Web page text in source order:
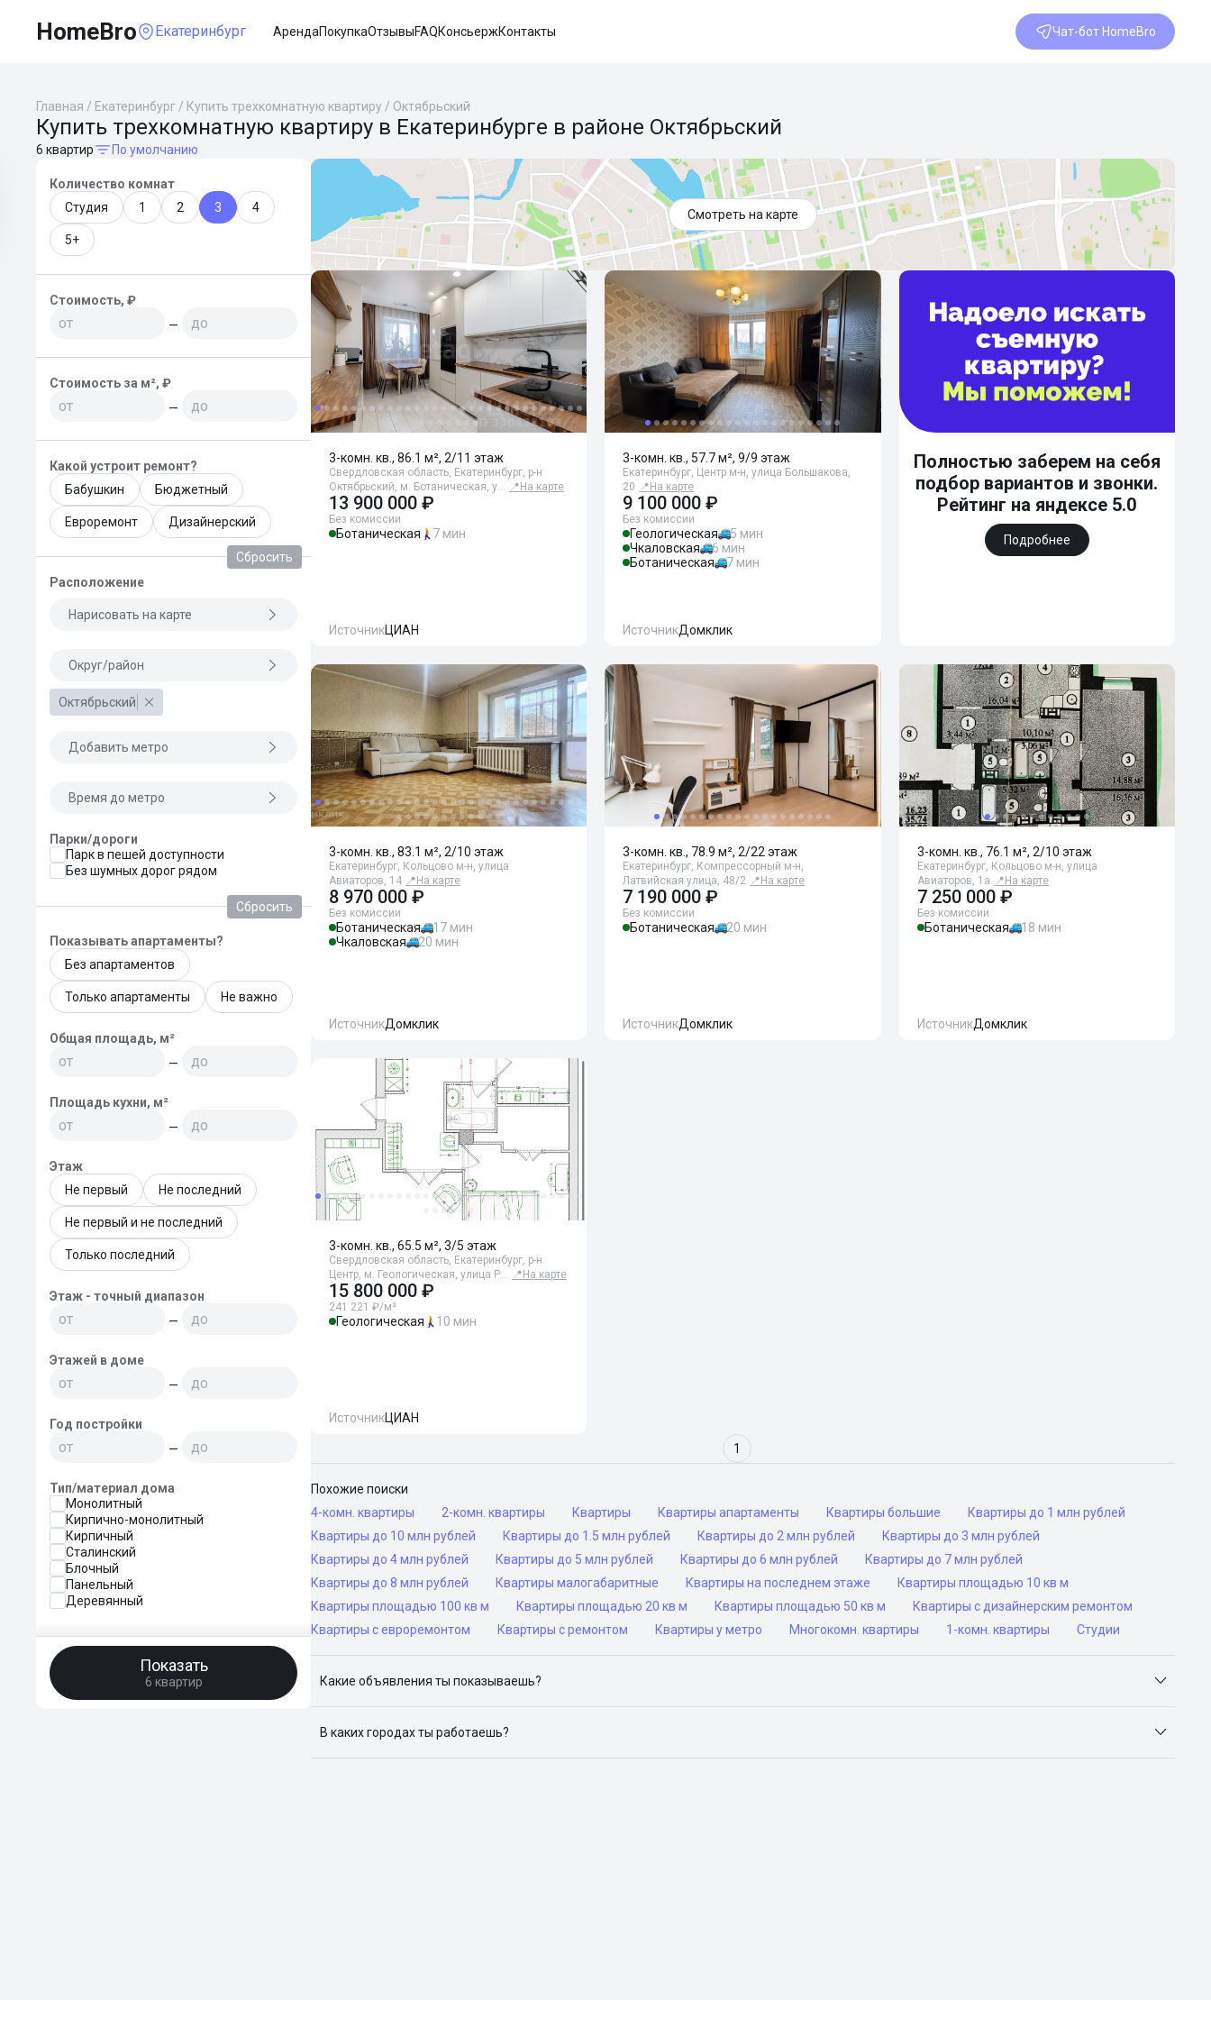
HomeBro Екатеринбург АрендаПокупкаОтзывыFAQКонсьержКонтакты Чат-бот HomeBro
Главная / Екатеринбург / Купить трехкомнатную квартиру / Октябрьский
Купить трехкомнатную квартиру в Екатеринбурге в районе Октябрьский
6 квартир По умолчанию
Количество комнат
Студия
1 2 3 4
5+
Стоимость, ₽
—
Стоимость за м², ₽
—
Какой устроит ремонт?
Бабушкин
Бюджетный
Евроремонт Дизайнерский
Сбросить
Расположение
Нарисовать на карте
Округ/район
Октябрьский
Добавить метро
Время до метро
Парки/дороги
Парк в пешей доступности
Без шумных дорог рядом
Сбросить
Показывать апартаменты?
Без апартаментов
Только апартаменты Не важно
Общая площадь, м²
—
Площадь кухни, м²
—
Этаж
Не первый
Не последний
Не первый и не последний
Только последний
Этаж - точный диапазон
—
Этажей в доме
—
Год постройки
—
Тип/материал дома
Монолитный
Кирпично-монолитный
Кирпичный
Сталинский
Блочный
Панельный
Деревянный
Показать
6 квартир
Смотреть на карте
3-комн. кв., 86.1 м², 2/11 этаж
Свердловская область, Екатеринбург, р-н
Октябрьский, м. Ботаническая, у… 📍 На карте
13 900 000 ₽
Без комиссии
Ботаническая 7 мин
ИсточникЦИАН
3-комн. кв., 57.7 м², 9/9 этаж
Екатеринбург, Центр м-н, улица Большакова,
20 📍 На карте
9 100 000 ₽
Без комиссии
Геологическая
5 мин
Чкаловская
6 мин
Ботаническая
7 мин
ИсточникДомклик
Полностью заберем на себя
подбор вариантов и звонки.
Рейтинг на яндексе 5.0
Подробнее
3-комн. кв., 83.1 м², 2/10 этаж
Екатеринбург, Кольцово м-н, улица
Авиаторов, 14 📍 На карте
8 970 000 ₽
Без комиссии
Ботаническая
17 мин
Чкаловская
20 мин
ИсточникДомклик
3-комн. кв., 78.9 м², 2/22 этаж
Екатеринбург, Компрессорный м-н,
Латвийская улица, 48/2 📍 На карте
7 190 000 ₽
Без комиссии
Ботаническая 20 мин
ИсточникДомклик
3-комн. кв., 76.1 м², 2/10 этаж
Екатеринбург, Кольцово м-н, улица
Авиаторов, 1а 📍 На карте
7 250 000 ₽
Без комиссии
Ботаническая 18 мин
ИсточникДомклик
3-комн. кв., 65.5 м², 3/5 этаж
Свердловская область, Екатеринбург, р-н
Центр, м. Геологическая, улица Р… 📍 На карте
15 800 000 ₽
241 221 ₽/м²
Геологическая 10 мин
ИсточникЦИАН
1
Похожие поиски
4-комн. квартиры
2-комн. квартиры Квартиры Квартиры апартаменты Квартиры большие
Квартиры до 1 млн рублей
Квартиры до 10 млн рублей
Квартиры до 1.5 млн рублей Квартиры до 2 млн рублей
Квартиры до 3 млн рублей
Квартиры до 4 млн рублей
Квартиры до 5 млн рублей Квартиры до 6 млн рублей
Квартиры до 7 млн рублей
Квартиры до 8 млн рублей
Квартиры малогабаритные Квартиры на последнем этаже
Квартиры площадью 10 кв м
Квартиры площадью 100 кв м
Квартиры площадью 20 кв м Квартиры площадью 50 кв м
Квартиры с дизайнерским ремонтом
Квартиры с евроремонтом
Квартиры с ремонтом Квартиры у метро Многокомн. квартиры 1-комн. квартиры Студии
Какие объявления ты показываешь?
В каких городах ты работаешь?